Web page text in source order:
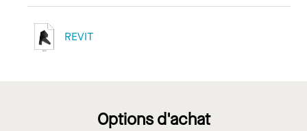
REVIT
Options d'achat